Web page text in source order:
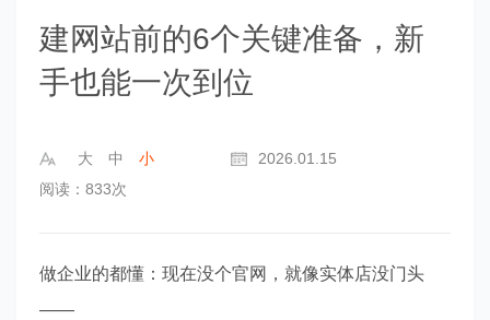
建网站前的6个关键准备，新
手也能一次到位
大 中 小
2026.01.15
阅读：833次
做企业的都懂：现在没个官网，就像实体店没门头
——